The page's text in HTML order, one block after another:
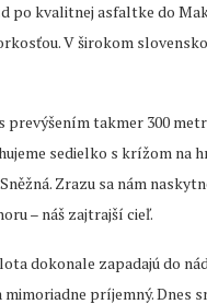
po kvalitnej asfaltke do
V širokom
prevýšením takmer 300
sedielko s krížom na
Zrazu sa nám
– náš zajtrajší cieľ.
dokonale zapadajú do
príjemný. Dnes